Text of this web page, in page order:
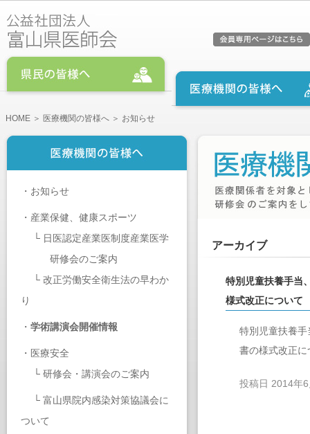
HOME ＞ 医療機関の皆様へ ＞ お知らせ
・ お知らせ
・ 産業保健、健康スポーツ
└ 日医認定産業医制度産業医学
研修会のご案内
└ 改正労働安全衛生法の早わか
り
・ 学術講演会開催情報
・ 医療安全
└ 研修会・講演会のご案内
└ 富山県院内感染対策協議会に
ついて
アーカイブ
特別児童扶養手当
様式改正について
特別児童扶養
書の様式改正に
投稿日 2014年